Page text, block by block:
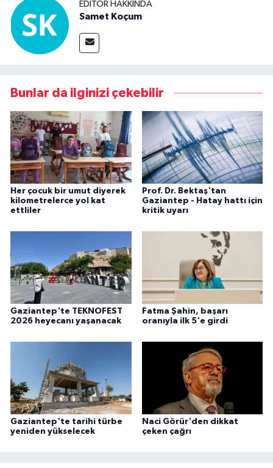
EDITÖR HAKKINDA
Samet Koçum
Bunlar da ilginizi çekebilir
Her çocuk bir umut diyerek
kilometrelerce yol kat
ettliler
Prof. Dr. Bektaş'tan
Gaziantep - Hatay hattı için
kritik uyarı
Gaziantep'te TEKNOFEST
2026 heyecanı yaşanacak
Fatma Şahin, başarı
oranıyla ilk 5'e girdi
Gaziantep'te tarihi türbe
yeniden yükselecek
Naci Görür'den dikkat
çeken çağrı